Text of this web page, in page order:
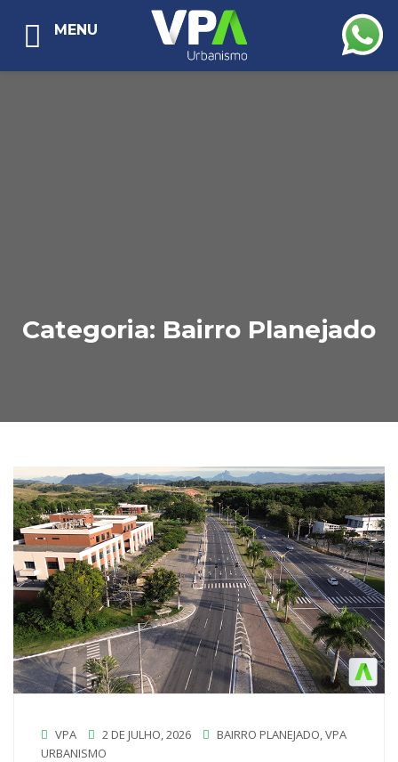
Categoria: Bairro Planejado
VPA 2 DE JULHO, 2026 BAIRRO PLANEJADO,VPA
URBANISMO
MENU